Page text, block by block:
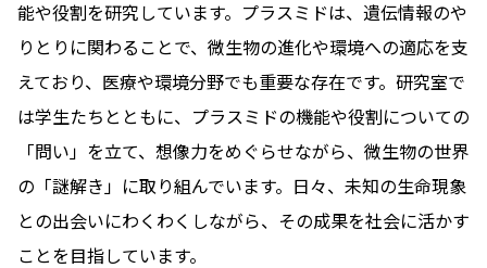
能や役割を研究しています。プラスミドは、遺伝情報のや
りとりに関わることで、微生物の進化や環境への適応を支
えており、医療や環境分野でも重要な存在です。研究室で
は学生たちとともに、プラスミドの機能や役割についての
「問い」を立て、想像力をめぐらせながら、微生物の世界
の「謎解き」に取り組んでいます。日々、未知の生命現象
との出会いにわくわくしながら、その成果を社会に活かす
ことを目指しています。